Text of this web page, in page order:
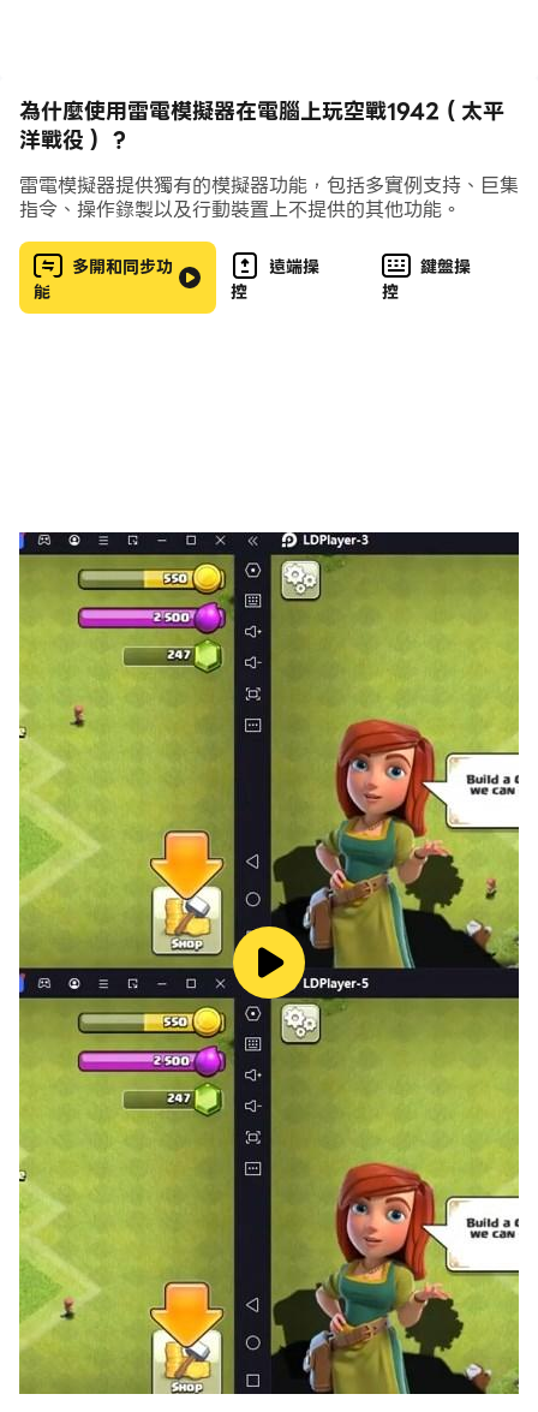
◆ 每架飛機擁有自己獨特的子彈類型：M/W/T，選擇適
合的飛機類型攻打關卡，會有事半功倍的效果。
◆ AT影響每台戰機的攻擊傷害，彈頭零部件是AT強化的
必備素材。
◆ HP影響每台戰機的血量，油缸零部件是HP強化的必備
素材。
◆ RP影響戰機獲取補油道具時的回覆量，運輸機零部件是
3. 每日簽到系統
◆ 每日都可以簽到一次，領取簽到獎勵。
4. 每日任務系統
◆ 每日完成指定任務，贏取任務獎勵。
5. 成就系統
◆ 達成指定成就，獲得成就獎勵。
6. 全新關卡
◆ 新增40道普通關卡及27道菁英關卡!!
◆ 新增敵機種類、新增BOSS。
◆ 各關卡設置了更具挑戰性的完美通關條件，完美主義者
的最愛。
7. 新增“訓練場”活動關卡，讓你在訓練場中，練習如何
將M/W/T機型操控得得心應手。
8. 新增“攔截軍資”活動關卡，挑戰你的膽量，獲取更多
金幣。
9. 新增每週排行榜，全球強者之間的較量；
10. 其他調整優化:
◆ 新增5款指定飛機默認附加武器，每款均可升級；
◆ 每打通指定菁英關卡，均有機會獲得其中一款附加武器
之設計圖，火速收集，快馬組裝你喜歡的附加武器；
◆ 新增戰鬥中的「標籤敵軍」和「金色勛章」收集提示，
在戰鬥中更能掌握軍情，準確完成任務，獲取更高分數；
◆ 新增倉庫，升級素材、關卡道具和設計圖庫存一目了然;
◆ 戰機各自擁有獨特的子彈組合，不同戰機，不同體驗。
◆ 新增玩家軍銜，隊伍越強大，軍銜越高；
◆ 新增戰機防御力概念，隨著玩家軍銜的提升，戰機防御
力提升；
◆ 新增玩家簡介，自己和對手的隊伍戰力值一目了然；
為什麼使用雷電模擬器在電腦上玩空戰1942（太平
洋戰役） ?
雷電模擬器提供獨有的模擬器功能，包括多實例支持、巨集
指令、操作錄製以及行動裝置上不提供的其他功能。
多開和同步功
能
遠端操
控
鍵盤操
控